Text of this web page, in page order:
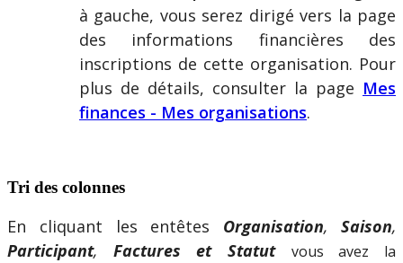
à gauche, vous serez dirigé vers la page
des
informations financières
des
inscriptions de cette organisation. Pour
plus de détails, consulter la page Mes
finances - Mes organisations.
Tri des colonnes
En cliquant les entêtes Organisation, Saison,
Participant, Factures et Statut vous avez
la